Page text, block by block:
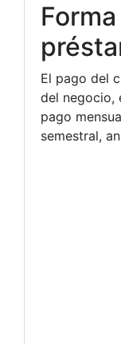
El pago del
del negocio,
pago
semestral,